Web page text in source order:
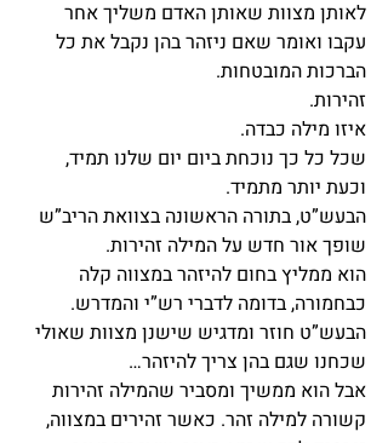
לאותן מצוות שאותן האדם משליך אחר
עקבו ואומר שאם ניזהר בהן נקבל את כל
הברכות המובטחות.
זהירות.
איזו מילה כבדה.
שכל כל כך נוכחת ביום יום שלנו תמיד,
וכעת יותר מתמיד.
הבעש”ט, בתורה הראשונה בצוואת הריב”ש
שופך אור חדש על המילה זהירות.
הוא ממליץ בחום להיזהר במצווה קלה
כבחמורה, בדומה לדברי רש”י והמדרש.
הבעש”ט חוזר ומדגיש שישנן מצוות שאולי
שכחנו שגם בהן צריך להיזהר…
אבל הוא ממשיך ומסביר שהמילה זהירות
קשורה למילה זהר. כאשר זהירים במצווה,